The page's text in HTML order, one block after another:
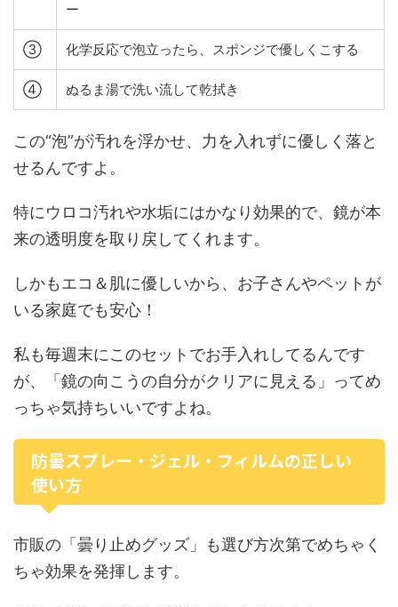
ー
③ 化学反応で泡立ったら、スポンジで優しくこする
④ ぬるま湯で洗い流して乾拭き
この“泡”が汚れを浮かせ、力を入れずに優しく落と
せるんですよ。
特にウロコ汚れや水垢にはかなり効果的で、鏡が本
来の透明度を取り戻してくれます。
しかもエコ＆肌に優しいから、お子さんやペットが
いる家庭でも安心！
私も毎週末にこのセットでお手入れしてるんです
が、「鏡の向こうの自分がクリアに見える」ってめ
っちゃ気持ちいいですよね。
防曇スプレー・ジェル・フィルムの正しい
使い方
市販の「曇り止めグッズ」も選び方次第でめちゃく
ちゃ効果を発揮します。